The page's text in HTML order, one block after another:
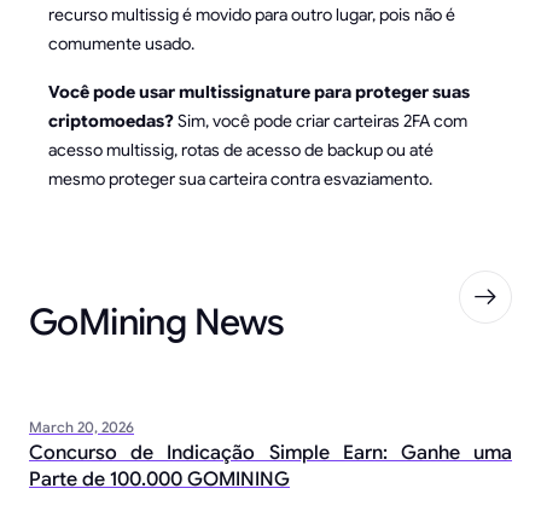
recurso multissig é movido para outro lugar, pois não é
comumente usado.
Você pode usar multissignature para proteger suas
criptomoedas?Sim, você pode criar carteiras 2FA com
acesso multissig, rotas de acesso de backup ou até
mesmo proteger sua carteira contra esvaziamento.
GoMining News
March 20, 2026
Concurso de Indicação Simple Earn: Ganhe uma
Parte de 100.000 GOMINING